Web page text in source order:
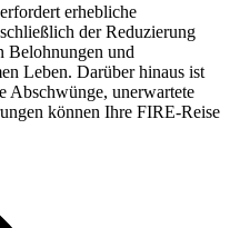
erhebliche
der Reduzierung
Belohnungen und
Leben. Darüber hinaus ist
Abschwünge, unerwartete
können Ihre FIRE-Reise